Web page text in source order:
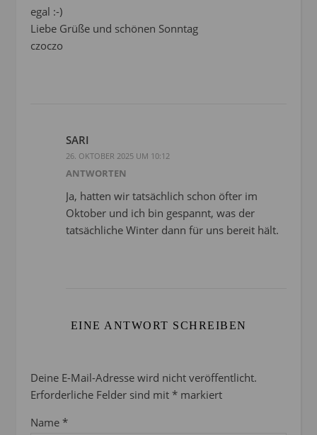
egal :-)
Liebe Grüße und schönen Sonntag
czoczo
SARI
26. OKTOBER 2025 UM 10:12
ANTWORTEN
Ja, hatten wir tatsächlich schon öfter im
Oktober und ich bin gespannt, was der
tatsächliche Winter dann für uns bereit hält.
EINE ANTWORT SCHREIBEN
Deine E-Mail-Adresse wird nicht veröffentlicht.
Erforderliche Felder sind mit * markiert
Name *